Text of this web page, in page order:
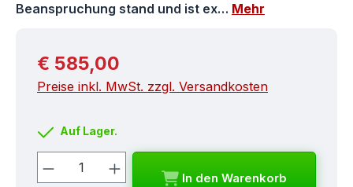
Beanspruchung stand und ist ex… Mehr
Regulärer Preis:
€ 585,00
Preise inkl. MwSt. zzgl. Versandkosten
Auf Lager.
Produkt Anzahl: Gib den
In den Warenkorb